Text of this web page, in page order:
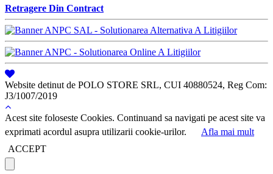
Retragere Din Contract
Website detinut de POLO STORE SRL, CUI 40880524, Reg Com:
J3/1007/2019
Acest site foloseste Cookies. Continuand sa navigati pe acest site va
exprimati acordul asupra utilizarii cookie-urilor.
Afla mai mult
ACCEPT